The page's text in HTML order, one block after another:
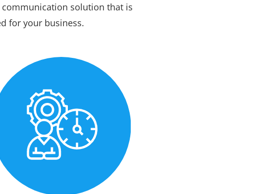
communication solution that is
for your business.